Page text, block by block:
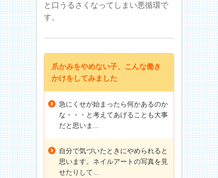
と口うるさくなってしまい悪循環で
す。
爪かみをやめない子、こんな働き
かけをしてみました
急にくせが始まったら何かあるのか
な・・・と考えてあげることも大事
だと思いま...
自分で気づいたときにやめられると
思います。ネイルアートの写真を見
せたりして...